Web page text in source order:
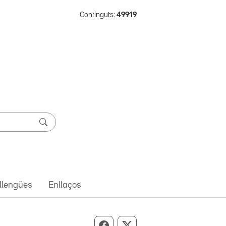
Continguts: 49919
Enllaços